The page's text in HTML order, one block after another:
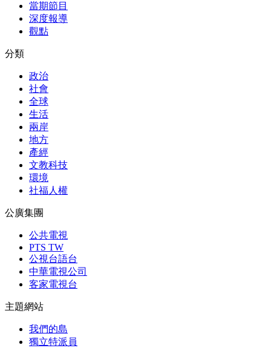
當期節目
深度報導
觀點
分類
政治
社會
全球
生活
兩岸
地方
產經
文教科技
環境
社福人權
公廣集團
公共電視
PTS TW
公視台語台
中華電視公司
客家電視台
主題網站
我們的島
獨立特派員